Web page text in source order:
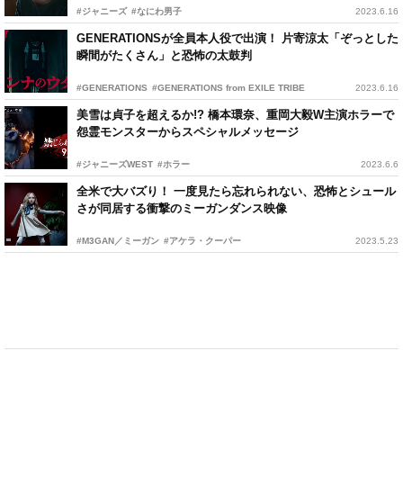
#ジャニーズ #なにわ男子 2023.6.16
GENERATIONSが全員本人役で出演！ 片寄涼太「ぞっとした
瞬間がたくさん」と恐怖の太鼓判
#GENERATIONS #GENERATIONS from EXILE TRIBE 2023.6.16
美雪は貞子を超えるか!? 橋本環奈、重岡大毅W主演ホラーで
怨霊モンスターからスペシャルメッセージ
#ジャニーズWEST #ホラー 2023.6.6
全米で大バズり！ 一度見たら忘れられない、恐怖とシュール
さが同居する衝撃のミーガンダンス映像
#M3GAN／ミーガン #アケラ・クーパー 2023.5.23